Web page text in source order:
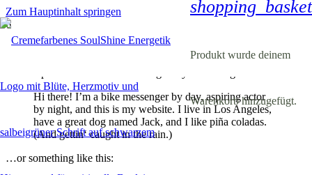
Zum Hauptinhalt springen shopping_basket
Produkt wurde deinem
Warenkorb hinzugefügt.
This is an example page. It’s different from a blog post because it
will stay in one place and will show up in your site navigation (in
most themes). Most people start with an About page that introduces
Hi there! I’m a bike messenger by day, aspiring actor
by night, and this is my website. I live in Los Angeles,
have a great dog named Jack, and I like piña coladas.
(And gettin‘ caught in the rain.)
…or something like this: